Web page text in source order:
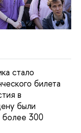
стало
билета
в
были
более 300